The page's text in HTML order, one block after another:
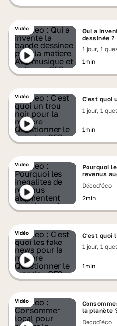
Vidéo
Qui a
dessinée ?
1 jour, 1
1min
Vidéo
C'est quoi
1 jour, 1
1min
Vidéo
Pourquoi
revenus
Décod'éco
2min
Vidéo
C'est quoi
1 jour, 1
1min
Vidéo
la planète ?
Décod'éco